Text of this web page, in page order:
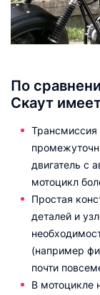
По
Скаут
Трансмиссия
двигатель с
мотоцикл
Простая
деталей и
(например
почти
В мотоцикле